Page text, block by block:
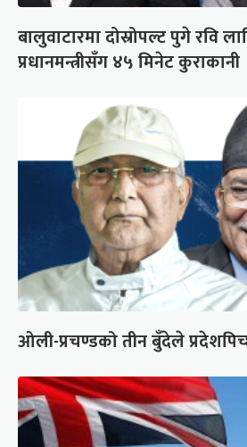
बालुवाटारमा दोस्रोपल्ट पुगे रवि
प्रधानमन्त्रीसँग ४५ मिनेट कुराकानी
ओली-प्रचण्डको तीन बुँदेले